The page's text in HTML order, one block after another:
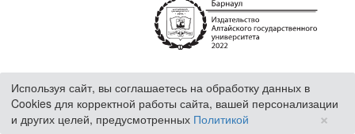
Используя сайт, вы соглашаетесь на обработку данных в
Cookies для корректной работы сайта, вашей персонализации
и других целей, предусмотренных Политикой ×